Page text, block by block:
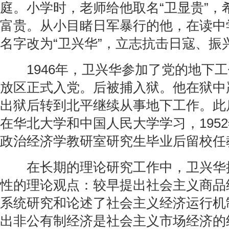
庭。小学时，老师给他取名“卫显贵”，
富贵。从小目睹日军暴行的他，在读
名字改为“卫兴华”，立志抗击日寇、振
1946年，卫兴华参加了党的地下工
放区正式入党。后被捕入狱。他在狱
出狱后转到北平继续从事地下工作。
在华北大学和中国人民大学学习，
政治经济学教研室研究生毕业后留校
在长期的理论研究工作中，卫兴华
性的理论观点：较早提出社会主义商
系统研究和论述了社会主义经济运行
出非公有制经济是社会主义市场经济